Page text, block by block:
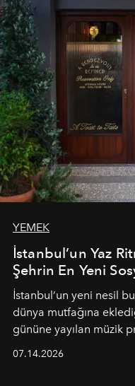
Paylaşıma, lezzete ve
akşamlar, YAZ’ın sade
geceye taşıyarak her
YEMEK
İstanbul’un Yaz
Şehrin En Yeni
İstanbul’un yeni nesil
dünya mutfağına
gününe yayılan müzik
07.14.2026